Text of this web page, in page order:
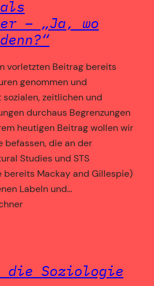
– „Ja, wo
vorletzten Beitrag bereits
genommen und
zeitlichen und
durchaus Begrenzungen
heutigen Beitrag wollen wir
befassen, die an der
Studies und STS
bereits Mackay and Gillespie)
Labeln und…
die Soziologie